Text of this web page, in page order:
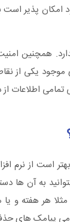
پذیر است
ندارد. همچنین
موجود یکی از
اطلاعات
به آن ها
هر هفته
تمامی پیامک